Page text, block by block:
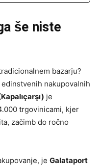
še niste
bazarju?
nakupovalnih
je
trgovinicami, kjer
začimb do ročno
je Galataport